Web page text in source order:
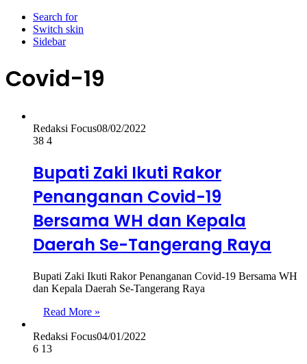
Search for
Switch skin
Sidebar
Covid-19
Redaksi Focus08/02/2022
38 4
Bupati Zaki Ikuti Rakor
Penanganan Covid-19
Bersama WH dan Kepala
Daerah Se-Tangerang Raya
Bupati Zaki Ikuti Rakor Penanganan Covid-19 Bersama WH
dan Kepala Daerah Se-Tangerang Raya
Read More »
Redaksi Focus04/01/2022
6 13